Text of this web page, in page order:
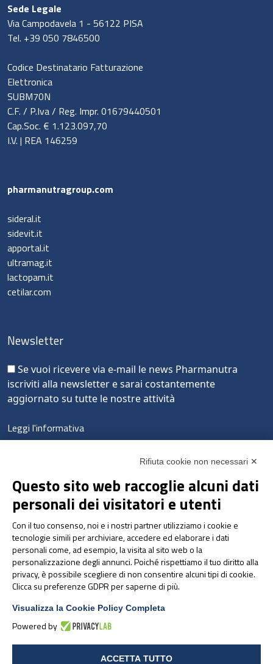
Sede Legale
Via Campodavela 1 - 56122 PISA
Tel. +39 050 7846500
Codice Destinatario Fatturazione
Elettronica
SUBM70N
C.F. / P.Iva / Reg. Impr. 01679440501
Cap.Soc. € 1.123.097,70
I.V. | REA 146259
pharmanutragroup.com
sideral.it
sidevit.it
apportal.it
ultramag.it
lactopam.it
cetilar.com
Newsletter
Se vuoi ricevere via e-mail le news Pharmanutra
iscriviti alla newsletter e sarai costantemente
aggiornato su tutte le nostre attività
Leggi l'informativa
© 2025 PharmaNutra SpA - Tutti i diritti riservati
Modifica preferenze Cookies
Rifiuta cookie non necessari ✕
Questo sito web raccoglie alcuni dati
personali dei visitatori e utenti
Con il tuo consenso, noi e i nostri partner utilizziamo i cookie e
tecnologie simili per archiviare, accedere ed elaborare i dati
personali come, ad esempio, la visita al sito web o la
personalizzazione degli annunci. Poiché rispettiamo il tuo diritto alla
privacy, è possibile scegliere di non consentire alcuni tipi di cookie.
Clicca su preferenze GDPR per saperne di più.
Visualizza la Cookie Policy Completa
Powered by
ACCETTA TUTTO